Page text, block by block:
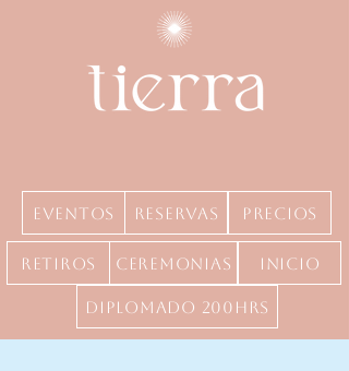
Reservas
Eventos precios
Ceremonias
Retiros inicio
Diplomado 200hrs